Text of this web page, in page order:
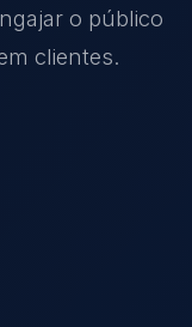
o público
clientes.